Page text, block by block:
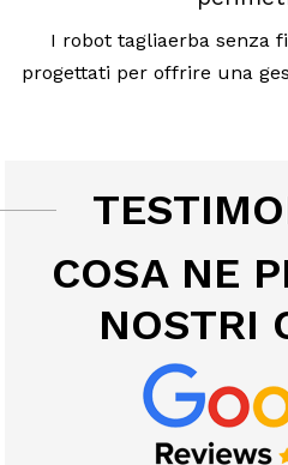
I robot tagliaerba senza
progettati per offrire una
COSA NE
NOSTRI